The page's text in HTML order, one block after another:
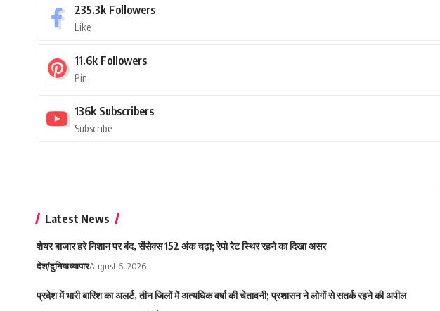
235.3k Followers
Like
11.6k Followers
Pin
136k Subscribers
Subscribe
Latest News
शेयर बाजार हरे निशान पर बंद, सेंसेक्स 152 अंक चढ़ा; रेपो रेट स्थिर रहने का दिखा असर
देश/दुनियाव्यापारAugust 6, 2026
प्रदेश में भारी बारिश का अलर्ट, तीन जिलों में अत्यधिक वर्षा की चेतावनी; प्रशासन ने लोगों से सतर्क रहने की अपील